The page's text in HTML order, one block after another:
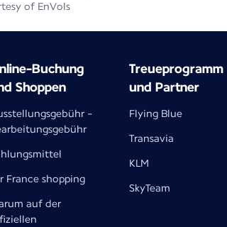
of EnVols
Buchung
Shoppen
-
France shopping
auf der
Treueprogramm
und Partner
Flying Blue
Transavia
KLM
SkyTeam